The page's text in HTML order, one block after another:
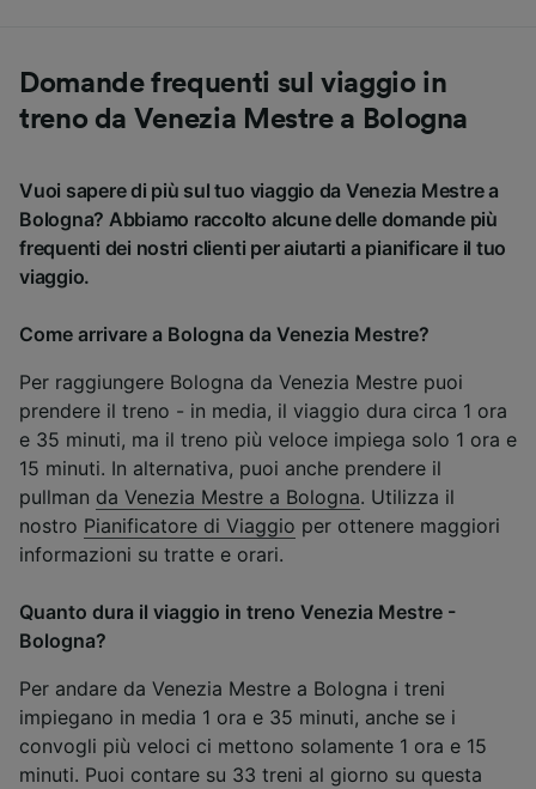
Domande frequenti sul viaggio in
treno da Venezia Mestre a Bologna
Vuoi sapere di più sul tuo viaggio da Venezia Mestre a
Bologna? Abbiamo raccolto alcune delle domande più
frequenti dei nostri clienti per aiutarti a pianificare il tuo
viaggio.
Come arrivare a Bologna da Venezia Mestre?
Per raggiungere Bologna da Venezia Mestre puoi
prendere il treno - in media, il viaggio dura circa 1 ora
e 35 minuti, ma il treno più veloce impiega solo 1 ora e
15 minuti. In alternativa, puoi anche prendere il
pullman da Venezia Mestre a Bologna. Utilizza il
nostro Pianificatore di Viaggio per ottenere maggiori
informazioni su tratte e orari.
Quanto dura il viaggio in treno Venezia Mestre -
Bologna?
Per andare da Venezia Mestre a Bologna i treni
impiegano in media 1 ora e 35 minuti, anche se i
convogli più veloci ci mettono solamente 1 ora e 15
minuti. Puoi contare su 33 treni al giorno su questa